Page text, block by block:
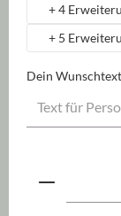
+ 4
+ 5
Dein Wunschtext
Produkt